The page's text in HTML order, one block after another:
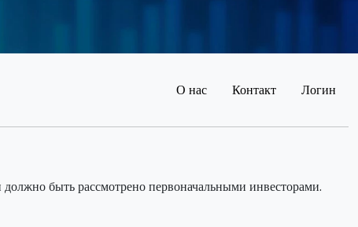
О нас Контакт Логин
быть рассмотрено первоначальными инвесторами.